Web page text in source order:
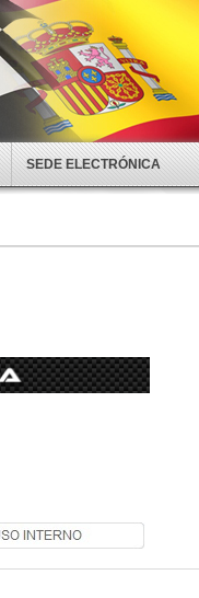
SEDE ELECTRÓNICA